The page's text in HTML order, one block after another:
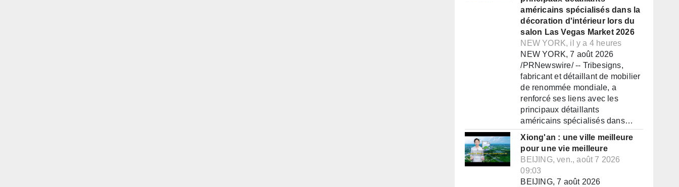
américains spécialisés dans la
décoration d'intérieur lors du
salon Las Vegas Market 2026
NEW YORK, il y a 4 heures
NEW YORK, 7 août 2026
/PRNewswire/ -- Tribesigns,
fabricant et détaillant de mobilier
de renommée mondiale, a
renforcé ses liens avec les
principaux détaillants
américains spécialisés dans…
Xiong'an : une ville meilleure
pour une vie meilleure
BEIJING, ven., août 7 2026
09:03
BEIJING, 7 août 2026